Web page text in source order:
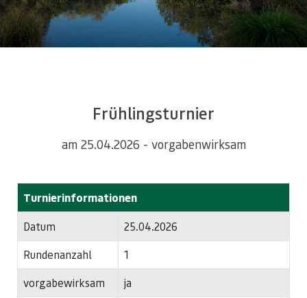
Frühlingsturnier
am 25.04.2026 - vorgabenwirksam
Turnierinformationen
Datum
25.04.2026
Rundenanzahl
1
vorgabewirksam
ja